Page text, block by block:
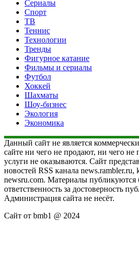
Сериалы
Спорт
ТВ
Теннис
Технологии
Тренды
Фигурное катание
Фильмы и сериалы
Футбол
Хоккей
Шахматы
Шоу-бизнес
Экология
Экономика
Данный сайт не является
сайте ни чего не продают, ни чего не
услуги не оказываются. Сайт
новостей RSS канала news.rambler.ru,
newsru.com. Материалы публикуются
ответственность за достоверность
Администрация сайта не несёт.
Сайт от bmb1 @ 2024